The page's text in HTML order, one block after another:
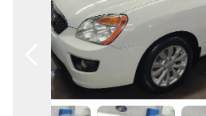
Nous
Français